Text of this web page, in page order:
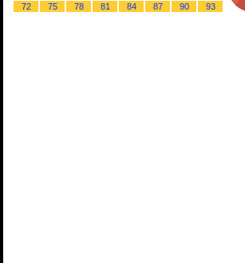
72
75 78 81 84 87 90 93